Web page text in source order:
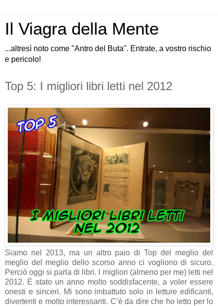
Il Viagra della Mente
...altresì noto come "Antro del Buta". Entrate, a vostro rischio
e pericolo!
Top 5: I migliori libri letti nel 2012
Siamo nel 2013, ma un altro paio di Top del meglio del
meglio del meglio dello scorso anno ci vogliono di sicuro.
Perciò oggi si parla di libri. I migliori (almeno per me) letti nel
2012. È stato un anno molto soddisfacente, a voler essere
onesti e sinceri. Mi sono imbattuto solo in letture edificanti,
divertenti e molto interessanti. C’è da dire che ho letto per lo